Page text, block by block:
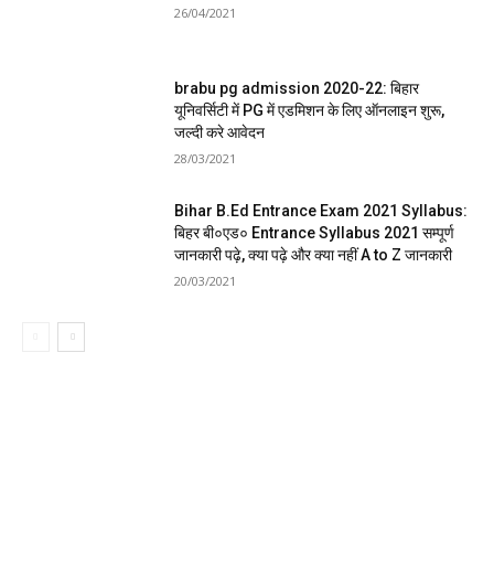
26/04/2021
brabu pg admission 2020-22: बिहार
यूनिवर्सिटी में PG में एडमिशन के लिए ऑनलाइन शुरू,
जल्दी करे आवेदन
28/03/2021
Bihar B.Ed Entrance Exam 2021 Syllabus:
बिहर बी०एड० Entrance Syllabus 2021 सम्पूर्ण
जानकारी पढ़े, क्या पढ़े और क्या नहीं A to Z जानकारी
20/03/2021